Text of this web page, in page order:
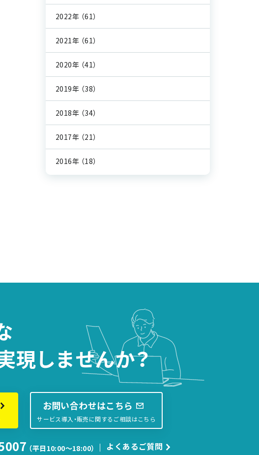
2022年 （61）
2021年 （61）
2020年 （41）
2019年 （38）
2018年 （34）
2017年 （21）
2016年 （18）
現しませんか？
お問い合わせはこちら
サービス導入・販売に関するご相談はこちら
（平日10:00〜18:00） よくあるご質問